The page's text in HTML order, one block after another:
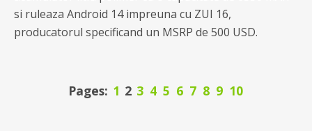
si ruleaza Android 14 impreuna cu ZUI 16,
producatorul specificand un MSRP de 500 USD.
Pages: 1 2 3 4 5 6 7 8 9 10